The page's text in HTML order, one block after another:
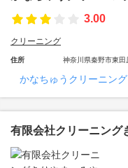
3.00
クリーニング
住所 神奈川県秦野市東田
かなちゅうクリーニン
有限会社クリーニン